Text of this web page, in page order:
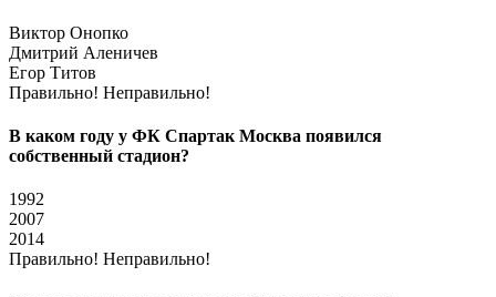
Виктор Онопко
Дмитрий Аленичев
Егор Титов
Правильно! Неправильно!
В каком году у ФК Спартак Москва появился
собственный стадион?
1992
2007
2014
Правильно! Неправильно!